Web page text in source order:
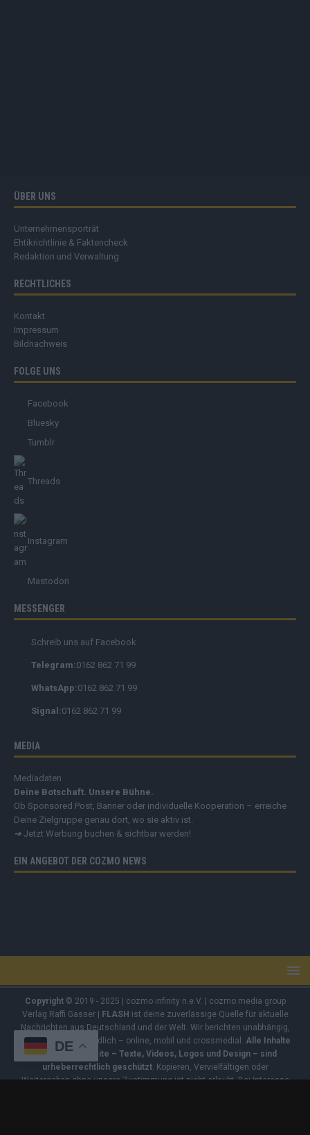
ÜBER UNS
Unternehmensporträt
Ehtikrichtlinie & Faktencheck
Redaktion und Verwaltung
RECHTLICHES
Kontakt
Impressum
Bildnachweis
FOLGE UNS
Facebook
Bluesky
Tumblr
Threads
Instagram
Mastodon
MESSENGER
Schreib uns auf Facebook
Telegram:0162 862 71 99
WhatsApp:0162 862 71 99
Signal:0162 862 71 99
MEDIA
Mediadaten
Deine Botschaft. Unsere Bühne.
Ob Sponsored Post, Banner oder individuelle Kooperation – erreiche
Deine Zielgruppe genau dort, wo sie aktiv ist.
➔ Jetzt Werbung buchen & sichtbar werden!
EIN ANGEBOT DER COZMO NEWS
Copyright© 2019 - 2025 | cozmo infinity n.e.V. | cozmo media group
Verlag Raffi Gasser | FLASH ist deine zuverlässige Quelle für aktuelle
Nachrichten aus Deutschland und der Welt. Wir berichten unabhängig,
fundiert und verständlich – online, mobil und crossmedial.
Alle Inhalte
auf dieser Website – Texte, Videos, Logos und Design – sind
urheberrechtlich geschützt. Kopieren, Vervielfältigen oder
Weitergeben ohne unsere Zustimmung ist nicht erlaubt. Bei Interesse
DE